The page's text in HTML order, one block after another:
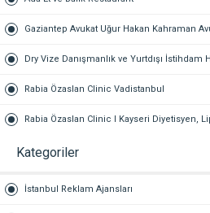
Gaziantep Avukat Uğur Hakan Kahraman
Hukuk Bürosu Gaziantep
Dry Vize Danışmanlık ve Yurtdışı İstihdam
Rabia Özaslan Clinic Vadistanbul
Rabia Özaslan Clinic I Kayseri Diyetisyen,
Kategoriler
İstanbul Reklam Ajansları